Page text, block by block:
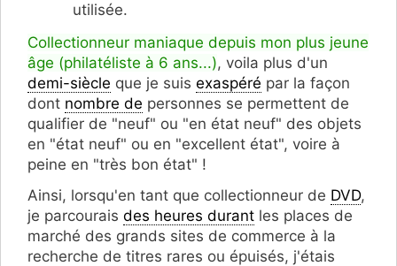
utilisée.
Collectionneur maniaque depuis mon plus jeune
âge (philatéliste à 6 ans...), voila plus d'un
demi-siècle que je suis exaspéré par la façon
dont nombre de personnes se permettent de
qualifier de "neuf" ou "en état neuf" des objets
en "état neuf" ou en "excellent état", voire à
peine en "très bon état" !
Ainsi, lorsqu'en tant que collectionneur de DVD,
je parcourais des heures durant les places de
marché des grands sites de commerce à la
recherche de titres rares ou épuisés, j'étais